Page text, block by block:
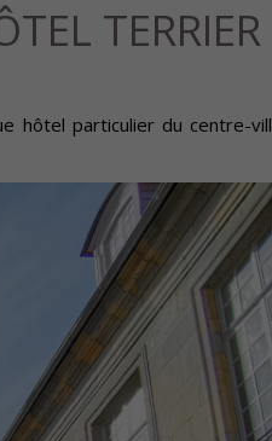
TERRIER
hôtel particulier du centre-